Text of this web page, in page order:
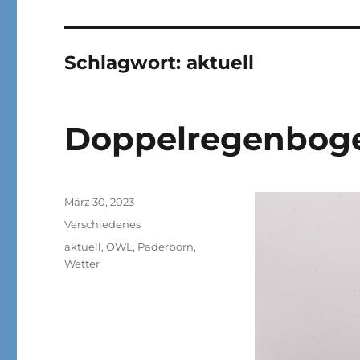
Schlagwort:aktuell
Veröffentlicht
März 30, 2023
Kategorien
Verschiedenes
Schlagwörter
aktuell,OWL , Paderborn,
Wetter